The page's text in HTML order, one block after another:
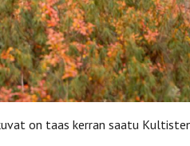
on taas kerran saatu